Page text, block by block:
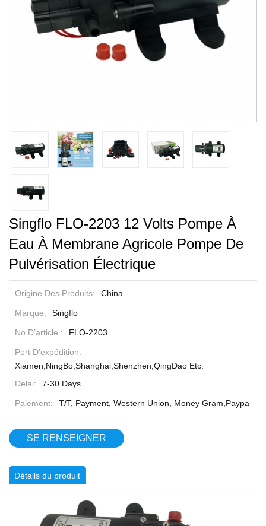
Singflo FLO-2203 12 Volts Pompe À
Eau À Membrane Agricole Pompe De
Pulvérisation Électrique
Origine Des Produits: China
Marque: Singflo
No D’article.: FLO-2203
Port D’expédition:
Xiamen,NingBo,Shanghai,Shenzhen,QingDao Etc.
Delai:
7-30 Days
Paiement: T/T, Payment, Western Union, Money Gram,Paypa
SE RENSEIGNER
Détails du produit